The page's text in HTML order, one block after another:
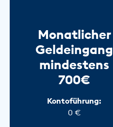
Monatlicher
Geldeingang
mindestens
700€
Kontoführung:
0 €